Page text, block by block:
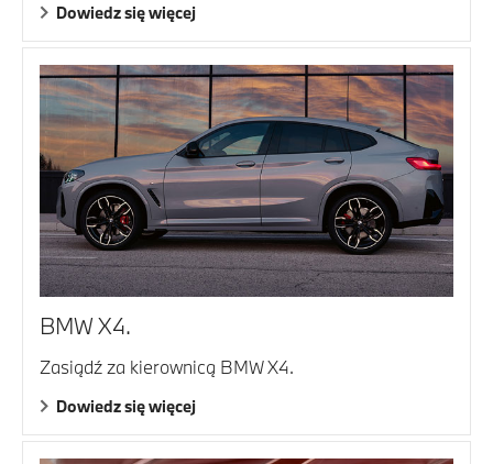
Dowiedz się więcej
BMW X4.
Zasiądź za kierownicą BMW X4.
Dowiedz się więcej